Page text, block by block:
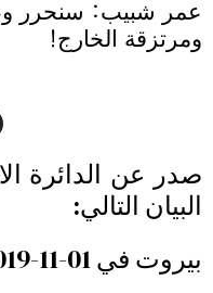
عمر شبيب: سنحرر
ومرتزقة الخارج!
صدر عن الدائرة
البيان التالي:
بيروت في 01-11-2019